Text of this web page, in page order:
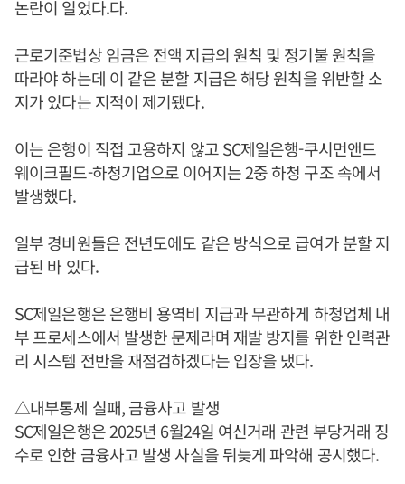
논란이 일었다.다.
근로기준법상 임금은 전액 지급의 원칙 및 정기불 원칙을
따라야 하는데 이 같은 분할 지급은 해당 원칙을 위반할 소
지가 있다는 지적이 제기됐다.
이는 은행이 직접 고용하지 않고 SC제일은행-쿠시먼앤드
웨이크필드-하청기업으로 이어지는 2중 하청 구조 속에서
발생했다.
일부 경비원들은 전년도에도 같은 방식으로 급여가 분할 지
급된 바 있다.
SC제일은행은 은행비 용역비 지급과 무관하게 하청업체 내
부 프로세스에서 발생한 문제라며 재발 방지를 위한 인력관
리 시스템 전반을 재점검하겠다는 입장을 냈다.
△내부통제 실패, 금융사고 발생
SC제일은행은 2025년 6월24일 여신거래 관련 부당거래 징
수로 인한 금융사고 발생 사실을 뒤늦게 파악해 공시했다.